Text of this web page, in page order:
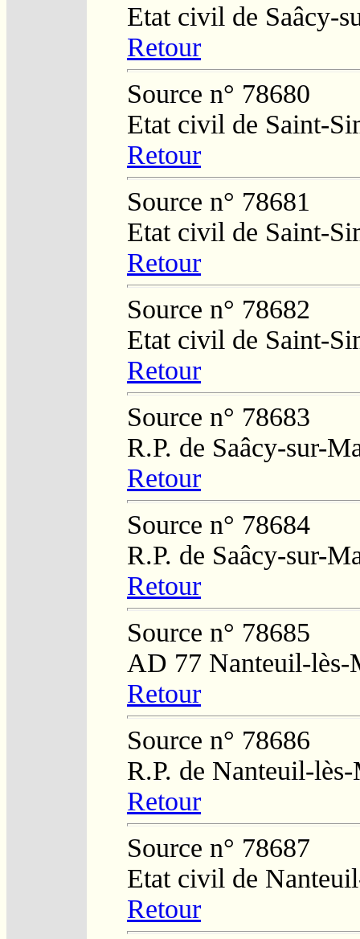
Etat civil de Saâcy-
Retour
Source n° 78680
Etat civil de Saint-
Retour
Source n° 78681
Etat civil de Saint-
Retour
Source n° 78682
Etat civil de Saint-
Retour
Source n° 78683
R.P. de Saâcy-sur-
Retour
Source n° 78684
R.P. de Saâcy-sur-
Retour
Source n° 78685
AD 77 Nanteuil-lès-
Retour
Source n° 78686
R.P. de Nanteuil-
Retour
Source n° 78687
Etat civil de
Retour